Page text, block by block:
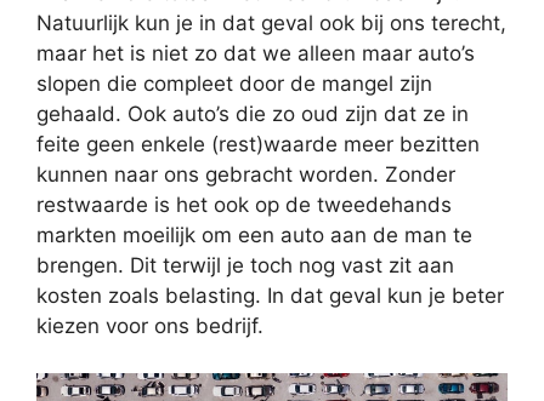
Natuurlijk kun je in dat geval ook bij ons terecht,
maar het is niet zo dat we alleen maar auto’s
slopen die compleet door de mangel zijn
gehaald. Ook auto’s die zo oud zijn dat ze in
feite geen enkele (rest)waarde meer bezitten
kunnen naar ons gebracht worden. Zonder
restwaarde is het ook op de tweedehands
markten moeilijk om een auto aan de man te
brengen. Dit terwijl je toch nog vast zit aan
kosten zoals belasting. In dat geval kun je beter
kiezen voor ons bedrijf.